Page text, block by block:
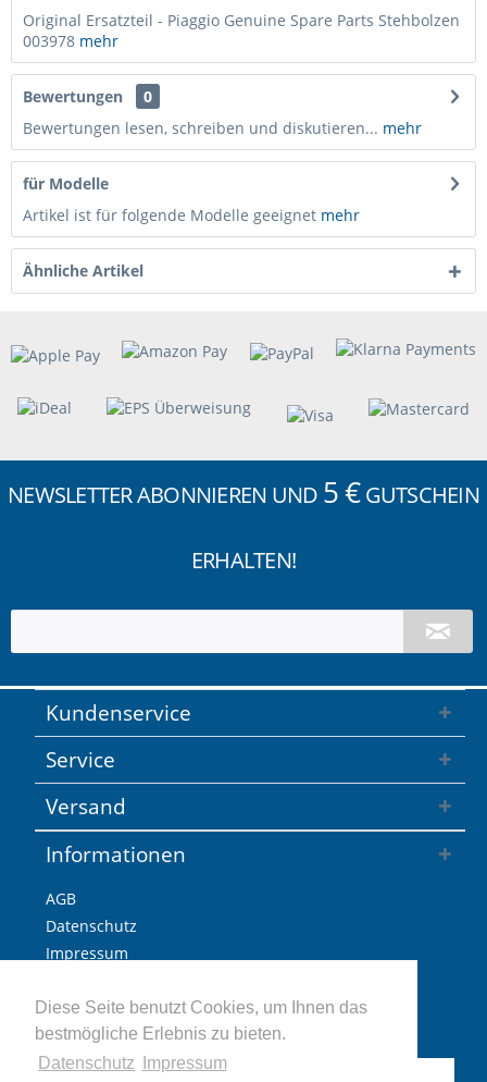
Diese Seite benutzt Cookies, um Ihnen das
bestmögliche Erlebnis zu bieten.
Datenschutz
Impressum
Original Ersatzteil - Piaggio Genuine Spare Parts Stehbolzen
003978 mehr
Bewertungen
0
Bewertungen lesen, schreiben und diskutieren... mehr
für Modelle
Artikel ist für folgende Modelle geeignet mehr
Ähnliche Artikel
NEWSLETTER ABONNIEREN UND 5 €GUTSCHEIN
ERHALTEN!
Kundenservice
Service
Informationen
AGB
Datenschutz
Impressum
Widerrufsbelehrung
Retoure
Vertrag widerrufen
Versand